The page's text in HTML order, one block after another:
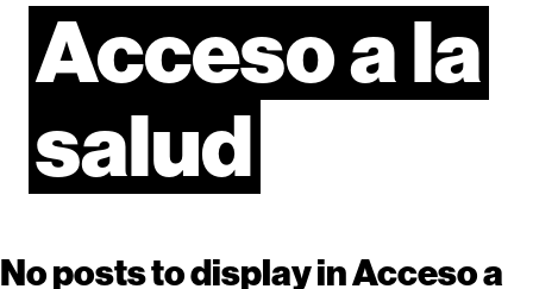
Accesoala
salud
No posts to display in Acceso a